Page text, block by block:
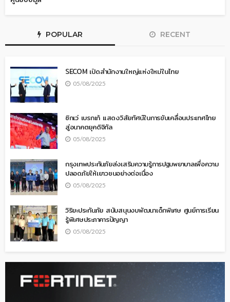
POPULAR RECENT
SECOM เปิดสำนักงานใหญ่แห่งใหม่ในไทย
05/08/2025
ซิกเว่ เบรกเก้ แสดงวิสัยทัศน์ในการขับเคลื่อนประเทศไทย
สู่อนาคตยุคดิจิทัล
05/08/2025
กรุงเทพประกันภัยส่งเสริมความรู้การปฐมพยาบาลเพื่อความ
ปลอดภัยให้เยาวชนอย่างต่อเนื่อง
05/08/2025
วิริยะประกันภัย สนับสนุนงบพัฒนาเด็กพิเศษ ศูนย์การเรียน
รู้พิเศษประภาคารปัญญา
05/08/2025